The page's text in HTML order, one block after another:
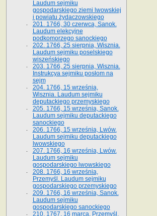
Laudum sejmiku
gospodarskiego ziemi lwowskiej
i powiatu żydaczowskiego
201. 1766, 30 czerwca, Sanok.
Laudum elekcyjne
podkomorzego sanockiego
202. 1766, 25 sierpnia, Wisznia.
Laudum sejmiku poselskiego
wiszeńskiego
203. 1766, 25 sierpnia, Wisznia.
Instrukcya sejmiku posłom na
sejm
204. 1766, 15 września,
Wisznia. Laudum sejmiku
deputackiego przemyskiego
205. 1766, 15 września, Sanok.
Laudum sejmiku deputackiego
sanockiego
206. 1766, 15 września, Lwów.
Laudum sejmiku deputackiego
lwowskiego
207. 1766, 16 września, Lwów.
Laudum sejmiku
gospodarskiego lwowskiego
208. 1766, 16 września,
Przemyśl. Laudum sejmiku
gospodarskiego przemyskiego
209. 1766, 16 września, Sanok.
Laudum sejmiku
gospodarskiego sanockiego
210. 1767, 16 marca, Przemyśl.